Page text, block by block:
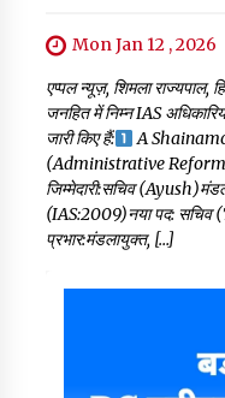
Mon Jan 12 , 2026
एप्पल न्यूज़, शिमला राज्यपाल,
जनहित में निम्न IAS
जारी किए हैं:
A
(Administrative
जिम्मेदारी:सचिव
(IAS:2009)नया पद: सचिव
प्रभार:मंडलायुक्त, […]